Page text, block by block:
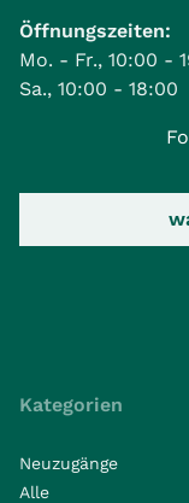
Öffnungszeiten:
Mo. - Fr., 10:00 -
Sa., 10:00 - 18:00
Kategorien
Neuzugänge
Alle